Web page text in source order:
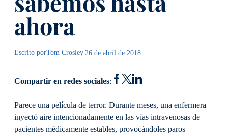
ahora
Escrito porTom Crosley|26 de abril de 2018
Compartir en redes sociales:
Parece una película de terror. Durante meses, una enfermera
inyectó aire intencionadamente en las vías intravenosas de
pacientes médicamente estables, provocándoles paros